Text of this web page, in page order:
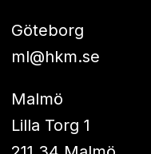
Göteborg
ml@hkm.se
Malmö
Lilla Torg 1